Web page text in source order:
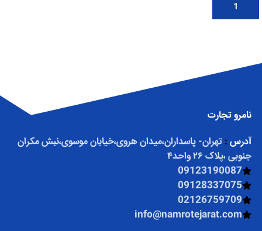
افزودن به سبد خرید
نامرو تجارت
آدرس : تهران- پاسداران،میدان هروی،خیابان موسوی،نبش مکران
جنوبی ،پلاک ۲۶ واحد۴
09123190087
09128337075
02126759709
info@namrotejarat.com